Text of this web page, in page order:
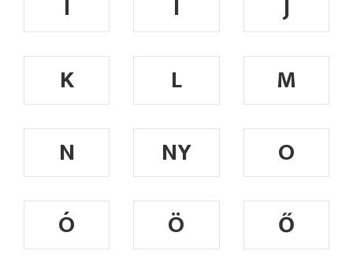
I Í
J
K
L
M
N
NY
O
Ó
Ö
Ő